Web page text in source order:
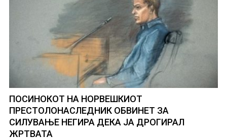
ПОСИНОКОТ НА НОРВЕШКИОТ
ПРЕСТОЛОНАСЛЕДНИК ОБВИНЕТ ЗА
СИЛУВАЊЕ НЕГИРА ДЕКА ЈА ДРОГИРАЛ
ЖРТВАТА